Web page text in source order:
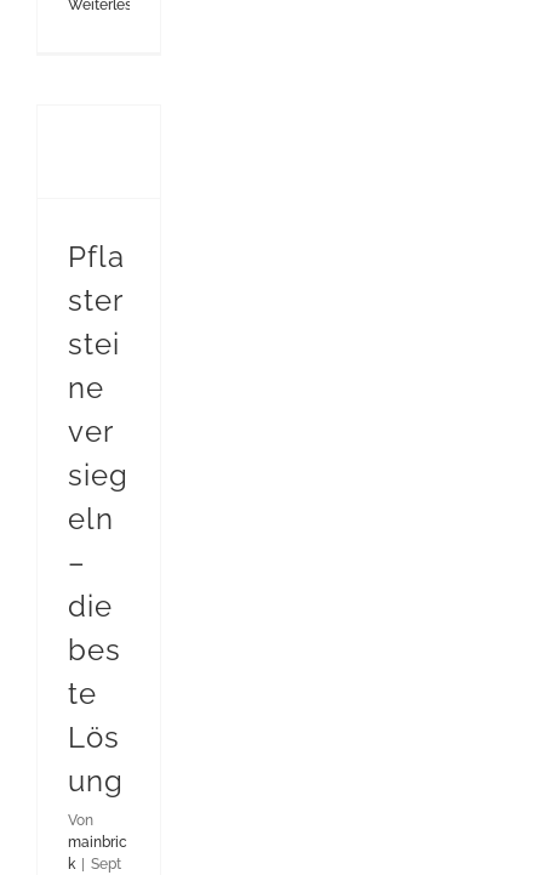
Weiterlesen
Pfla
ster
stei
ne
ver
sieg
eln
–
die
bes
te
Lös
ung
Von
mainbric
k
Sept